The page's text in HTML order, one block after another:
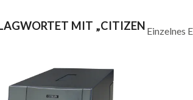
MIT „CITIZEN Einzelnes